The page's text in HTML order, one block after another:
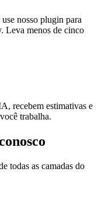
nosso plugin para
Leva menos de cinco
recebem estimativas e
trabalha.
todas as camadas do